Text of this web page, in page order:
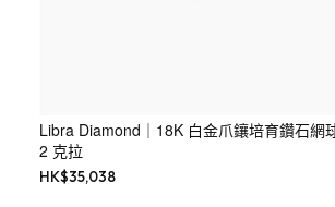
Libra Diamond｜18K 白金爪鑲培育鑽石網
2 克拉
HK$35,038